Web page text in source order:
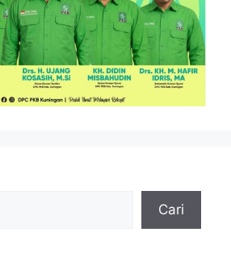
Cari